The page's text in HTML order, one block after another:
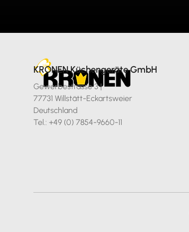
KRONEN Küchengeräte GmbH
Gewerbestrasse 3 |
77731 Willstätt-Eckartsweier
Deutschland
Tel.: +49 (0) 7854-9660-11